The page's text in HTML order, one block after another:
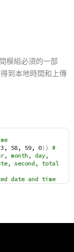
模組必須的一部
到本地時間和上傳
58, 59, 0))
#
month, day,
second, total
date and time